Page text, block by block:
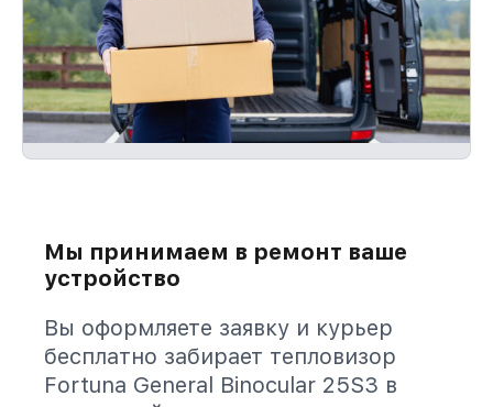
Мы принимаем в ремонт ваше
устройство
Вы оформляете заявку и курьер
бесплатно забирает тепловизор
Fortuna General Binocular 25S3 в